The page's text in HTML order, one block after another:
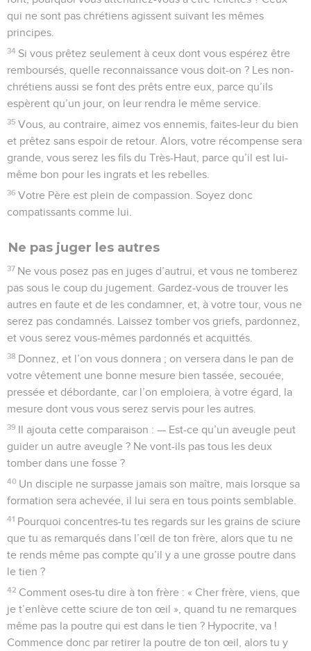
qui ne sont pas chrétiens agissent suivant les mêmes
principes.
34 Si vous prêtez seulement à ceux dont vous espérez être
remboursés, quelle reconnaissance vous doit-on ? Les non-
chrétiens aussi se font des prêts entre eux, parce qu’ils
espèrent qu’un jour, on leur rendra le même service.
35 Vous, au contraire, aimez vos ennemis, faites-leur du bien
et prêtez sans espoir de retour. Alors, votre récompense sera
grande, vous serez les fils du Très-Haut, parce qu’il est lui-
même bon pour les ingrats et les rebelles.
36 Votre Père est plein de compassion. Soyez donc
compatissants comme lui.
Ne pas juger les autres
37 Ne vous posez pas en juges d’autrui, et vous ne tomberez
pas sous le coup du jugement. Gardez-vous de trouver les
autres en faute et de les condamner, et, à votre tour, vous ne
serez pas condamnés. Laissez tomber vos griefs, pardonnez,
et vous serez vous-mêmes pardonnés et acquittés.
38 Donnez, et l’on vous donnera ; on versera dans le pan de
votre vêtement une bonne mesure bien tassée, secouée,
pressée et débordante, car l’on emploiera, à votre égard, la
mesure dont vous vous serez servis pour les autres.
39 Il ajouta cette comparaison : — Est-ce qu’un aveugle peut
guider un autre aveugle ? Ne vont-ils pas tous les deux
tomber dans une fosse ?
40 Un disciple ne surpasse jamais son maître, mais lorsque sa
formation sera achevée, il lui sera en tous points semblable.
41 Pourquoi concentres-tu tes regards sur les grains de sciure
que tu as remarqués dans l’œil de ton frère, alors que tu ne
te rends même pas compte qu’il y a une grosse poutre dans
le tien ?
42 Comment oses-tu dire à ton frère : « Cher frère, viens, que
je t’enlève cette sciure de ton œil », quand tu ne remarques
même pas la poutre qui est dans le tien ? Hypocrite, va !
Commence donc par retirer la poutre de ton œil, alors tu y